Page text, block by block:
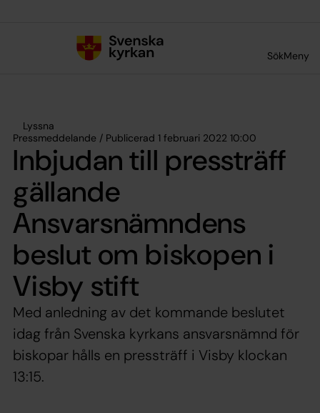
SökMeny
Lyssna
Pressmeddelande / Publicerad 1 februari 2022 10:00
Inbjudan till pressträff
gällande
Ansvarsnämndens
beslut om biskopen i
Visby stift
Med anledning av det kommande beslutet
idag från Svenska kyrkans ansvarsnämnd för
biskopar hålls en pressträff i Visby klockan
13:15.